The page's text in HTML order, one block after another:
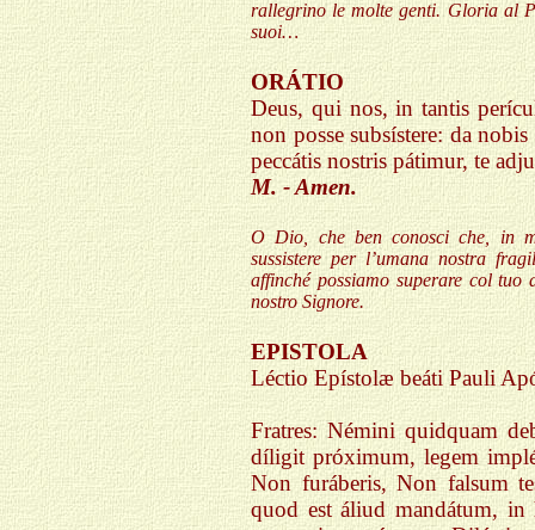
rallegrino le molte genti. Gloria al
suoi…
ORÁTIO
Deus, qui nos, in tantis
non posse subsístere: da
peccátis nostris pátimur, te
M. - Amen.
O Dio, che ben conosci che, in
sussistere per l’umana nostra
affinché possiamo superare col
nostro Signore.
EPISTOLA
Léctio Epístolæ beáti Pauli
Fratres: Némini quidquam
díligit próximum, legem
Non furáberis, Non falsum
quod est áliud mandátum,